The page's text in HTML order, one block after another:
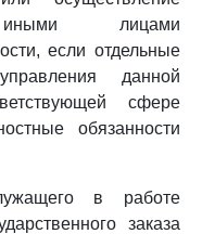
лицами
если отдельные
данной
сфере
обязанности
в работе
заказа